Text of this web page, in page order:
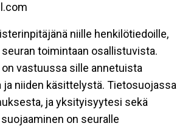
niille henkilötiedoille,
toimintaan osallistuvista.
vastuussa sille annetuista
ja niiden käsittelystä. Tietosuojassa
ja yksityisyytesi sekä
on seuralle